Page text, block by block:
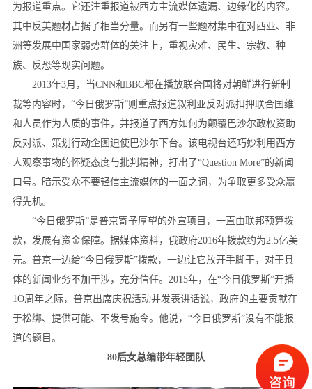
为报道重点。它还注重报道被西方主流媒体遗漏、边缘化的内容。
其中反美题材占据了相当分量。而另有一些题材集中在对西亚、非
洲等发展中国家弱势群体的关注上，重视灾难、民生、宗教、种
族、反恐等现实问题。
2013年3月，当CNN和BBC都在播放联合国将对朝鲜进行新制
裁等内容时，“今日俄罗斯”则重点报道叙利亚反对派扣押联合国维
和人员作为人质的事件，并报道了西方如何为颠覆巴沙尔政权资助
反对派、策划行动企图迫使巴沙尔下台。该电视台还巧妙利用西方
人观察事物的怀疑态度与批判精神，打出了“Question More”的新闻
口号。暗示受众不要轻信主流媒体的一面之词，为争取更多受众赢
得先机。
“今日俄罗斯”是普京寄予厚望的外宣项目，一直由联邦预算拨
款，发展有资金保障。据媒体资料，俄政府2016年拨款约为2.5亿美
元。普京一边给“今日俄罗斯”拨款，一边让它放开手脚干，对于具
体的新闻业务不加干涉，充分信任。2015年，在“今日俄罗斯”开播
1O周年之际，普京出席庆祝活动并发表讲话说，政府的主要贡献在
于松绑、提供可能、不发号施令。他说，“今日俄罗斯”没有不能报
道的题目。
80后女总编带年轻团队